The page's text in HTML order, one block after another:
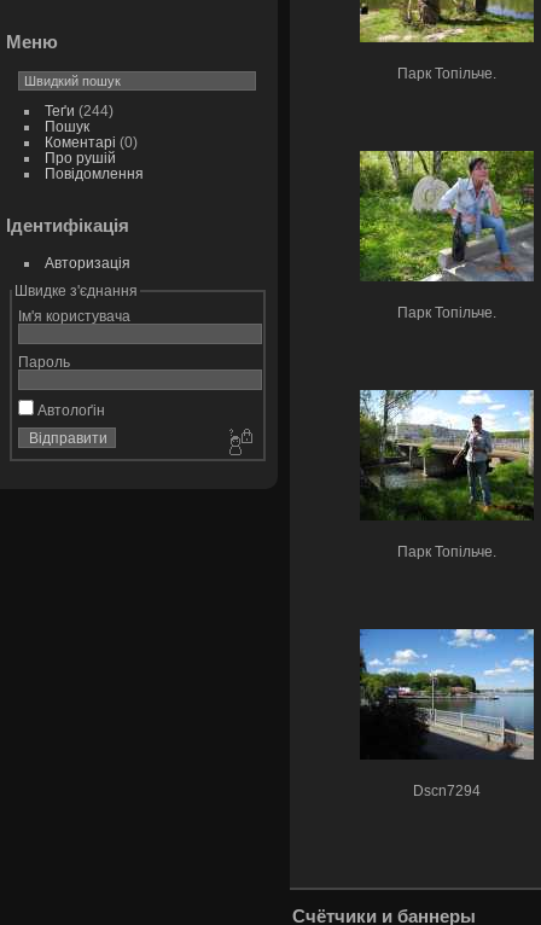
Меню
Теґи (244)
Пошук
Коментарі (0)
Про рушій
Повідомлення
Ідентифікація
Авторизація
Швидке з'єднання
Ім'я користувача
Пароль
Автолоґін
Парк Топільче.
Парк Топільче.
Парк Топільче.
Dscn7294
Счётчики и баннеры